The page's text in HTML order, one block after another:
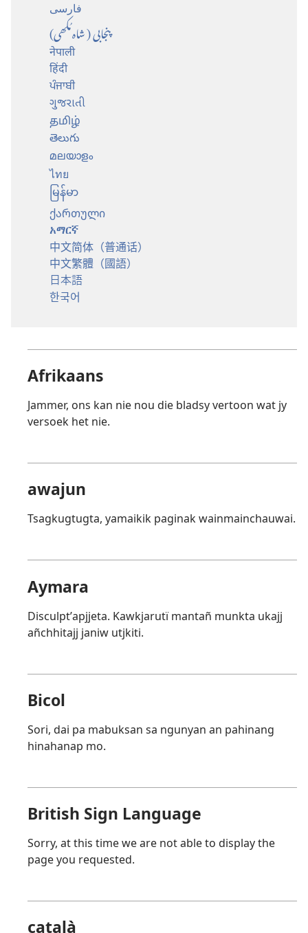
فارسی
پنجابی (شاہ مُکھی)
नेपाली
हिंदी
ਪੰਜਾਬੀ
ગુજરાતી
தமிழ்
తెలుగు
മലയാളം
ไทย
မြန်မာ
ქართული
አማርኛ
中文简体（普通话）
中文繁體（國語）
日本語
한국어
Afrikaans
Jammer, ons kan nie nou die bladsy vertoon wat jy
versoek het nie.
awajun
Tsagkugtugta, yamaikik paginak wainmainchauwai.
Aymara
Disculptʼapjjeta. Kawkjarutï mantañ munkta ukajj
añchhitajj janiw utjkiti.
Bicol
Sori, dai pa mabuksan sa ngunyan an pahinang
hinahanap mo.
British Sign Language
Sorry, at this time we are not able to display the
page you requested.
català